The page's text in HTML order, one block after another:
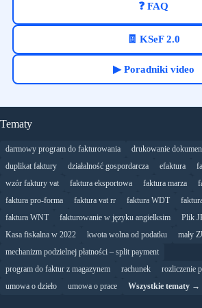
❓ FAQ
🧾 KSeF 2.0
▶ Poradniki video
Tematy
darmowy program do fakturowania
drukowanie
duplikat faktury
działalność gospordarcza efaktura
wzór faktury vat
faktura eksportowa faktura marza
faktura pro-forma
faktura vat rr faktura WDT
faktura WNT
fakturowanie w języku angielksim
Plik
Kasa fiskalna w 2022
kwota wolna od podatku
mały
mechanizm podzielnej płatności – split payment
program do faktur z magazynem
rachunek
rozliczenie
umowa o dzieło
umowa o prace Wszystkie tematy →